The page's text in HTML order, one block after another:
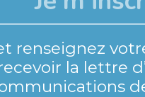
renseignez
la lettre